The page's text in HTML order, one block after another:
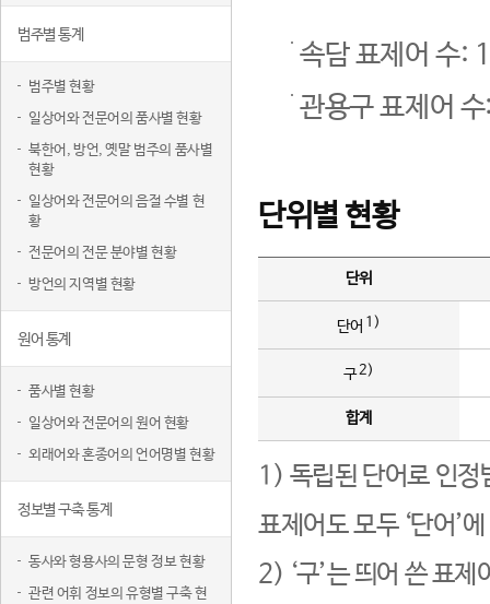
범주별 통계
범주별 현황
일상어와 전문어의 품사별 현황
북한어, 방언, 옛말 범주의 품사별
현황
일상어와 전문어의 음절 수별 현
황
전문어의 전문 분야별 현황
방언의 지역별 현황
원어 통계
품사별 현황
일상어와 전문어의 원어 현황
외래어와 혼종어의 언어명별 현황
정보별 구축 통계
동사와 형용사의 문형 정보 현황
관련 어휘 정보의 유형별 구축 현
속담 표제어 수:
관용구 표제어
단위별 현황
단위
단어 1)
구2)
합계
1) 독립된 단어로 인정
표제어도 모두 ‘단어’
2) ‘구’는 띄어 쓴 표